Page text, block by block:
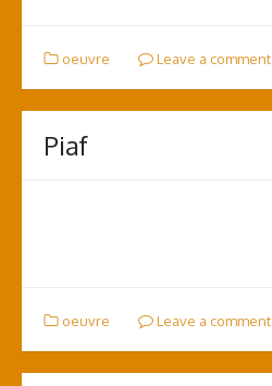
oeuvre Leave a comment
Piaf
oeuvre Leave a comment